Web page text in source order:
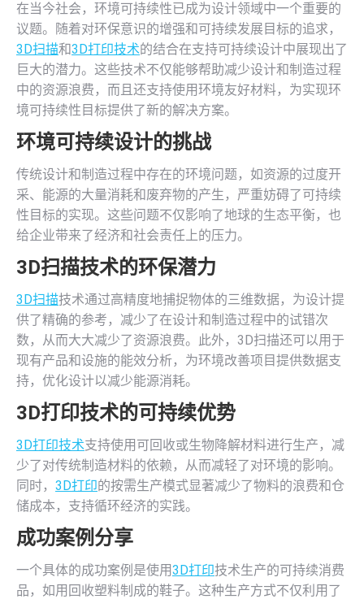
在当今社会，环境可持续性已成为设计领域中一个重要的
议题。随着对环保意识的增强和可持续发展目标的追求，
3D扫描和3D打印技术的结合在支持可持续设计中展现出了
巨大的潜力。这些技术不仅能够帮助减少设计和制造过程
中的资源浪费，而且还支持使用环境友好材料，为实现环
境可持续性目标提供了新的解决方案。
环境可持续设计的挑战
传统设计和制造过程中存在的环境问题，如资源的过度开
采、能源的大量消耗和废弃物的产生，严重妨碍了可持续
性目标的实现。这些问题不仅影响了地球的生态平衡，也
给企业带来了经济和社会责任上的压力。
3D扫描技术的环保潜力
3D扫描技术通过高精度地捕捉物体的三维数据，为设计提
供了精确的参考，减少了在设计和制造过程中的试错次
数，从而大大减少了资源浪费。此外，3D扫描还可以用于
现有产品和设施的能效分析，为环境改善项目提供数据支
持，优化设计以减少能源消耗。
3D打印技术的可持续优势
3D打印技术支持使用可回收或生物降解材料进行生产，减
少了对传统制造材料的依赖，从而减轻了对环境的影响。
同时， 3D打印的按需生产模式显著减少了物料的浪费和仓
储成本，支持循环经济的实践。
成功案例分享
一个具体的成功案例是使用3D打印技术生产的可持续消费
品，如用回收塑料制成的鞋子。这种生产方式不仅利用了